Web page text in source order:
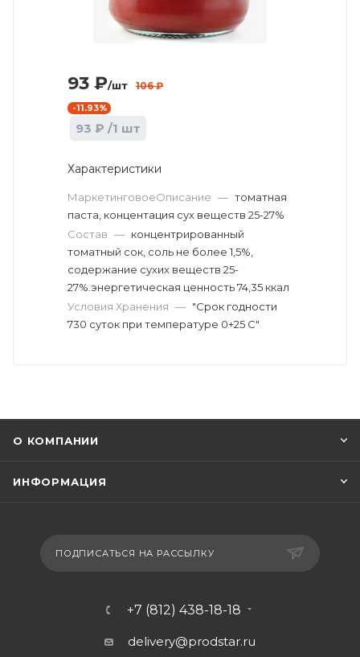
93 ₽/шт 106₽
-11.93%
93 ₽ /1 шт
Характеристики
МаркетинговоеОписание — томатная
паста, концентация сух веществ 25-27%
Состав — концентрированный
томатный сок, соль не более 1,5%,
содержание сухих веществ 25-
27%.энергетическая ценность 74,35 ккал
Условия Хранения — "Срок годности
730 cуток при температуре 0+25 С"
О КОМПАНИИ
ИНФОРМАЦИЯ
ПОДПИСАТЬСЯ НА РАССЫЛКУ
+7 (812) 438-18-18
delivery@prodstar.ru